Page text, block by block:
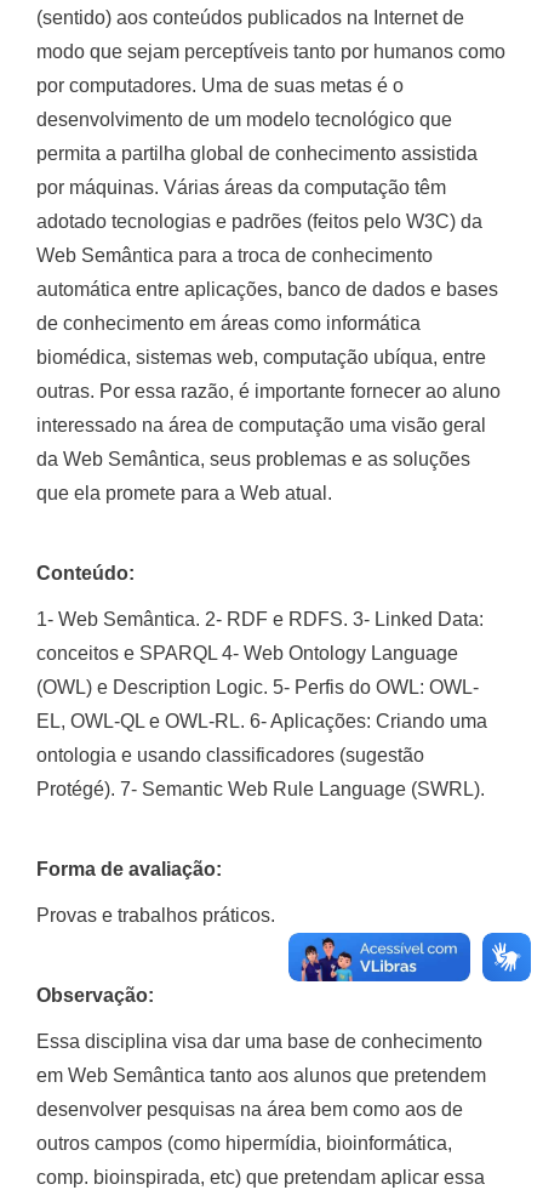
(sentido) aos conteúdos publicados na Internet de
modo que sejam perceptíveis tanto por humanos como
por computadores. Uma de suas metas é o
desenvolvimento de um modelo tecnológico que
permita a partilha global de conhecimento assistida
por máquinas. Várias áreas da computação têm
adotado tecnologias e padrões (feitos pelo W3C) da
Web Semântica para a troca de conhecimento
automática entre aplicações, banco de dados e bases
de conhecimento em áreas como informática
biomédica, sistemas web, computação ubíqua, entre
outras. Por essa razão, é importante fornecer ao aluno
interessado na área de computação uma visão geral
da Web Semântica, seus problemas e as soluções
que ela promete para a Web atual.
Conteúdo:
1- Web Semântica. 2- RDF e RDFS. 3- Linked Data:
conceitos e SPARQL 4- Web Ontology Language
(OWL) e Description Logic. 5- Perfis do OWL: OWL-
EL, OWL-QL e OWL-RL. 6- Aplicações: Criando uma
ontologia e usando classificadores (sugestão
Protégé). 7- Semantic Web Rule Language (SWRL).
Forma de avaliação:
Provas e trabalhos práticos.
Observação:
Essa disciplina visa dar uma base de conhecimento
em Web Semântica tanto aos alunos que pretendem
desenvolver pesquisas na área bem como aos de
outros campos (como hipermídia, bioinformática,
comp. bioinspirada, etc) que pretendam aplicar essa